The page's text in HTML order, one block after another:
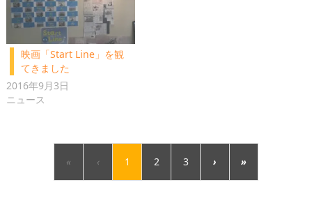
映画「Start Line」を観
てきました
2016年9月3日
ニュース
« ‹ 1 2 3 › »